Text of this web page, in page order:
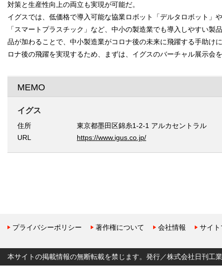
対策と生産性向上の両立も実現が可能だ。
イグスでは、低価格で導入可能な協業ロボット「デルタロボット」
「スマートプラスチック」など、中小の製造業でも導入しやすい製
品が加わることで、中小製造業がコロナ後の未来に飛躍する手助け
ロナ後の飛躍を実現するため、まずは、イグスのバーチャル展示会
MEMO
イグス
住所
東京都墨田区錦糸1-2-1 アルカセントラル
URL
https://www.igus.co.jp/
プライバシーポリシー 著作権について 会社情報 サイ
本サイトの掲載情報の無断転載を禁じます。発行／株式会社日刊